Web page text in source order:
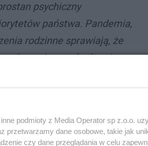
psychiczny
państwa. Pandemia,
rodzinne sprawiają, że
depresją czy skutkami
oferują im
podmioty z Media Operator sp z.o.o.
przetwarzamy dane osobowe, takie jak
czy dane przeglądania w celu